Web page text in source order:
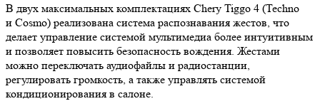
В двух максимальных комплектациях Chery Tiggo 4 (Techno
и Cosmo) реализована система распознавания жестов, что
делает управление системой мультимедиа более интуитивным
и позволяет повысить безопасность вождения. Жестами
можно переключать аудиофайлы и радиостанции,
регулировать громкость, а также управлять системой
кондиционирования в салоне.